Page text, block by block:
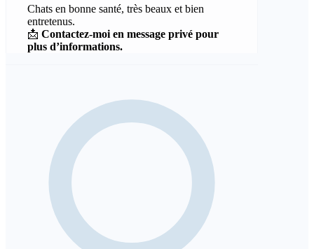
Chats en bonne santé, très beaux et bien
entretenus.
📩 Contactez-moi en message privé pour
plus d’informations.